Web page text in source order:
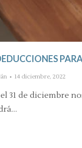
14 diciembre, 2022
31 de diciembre